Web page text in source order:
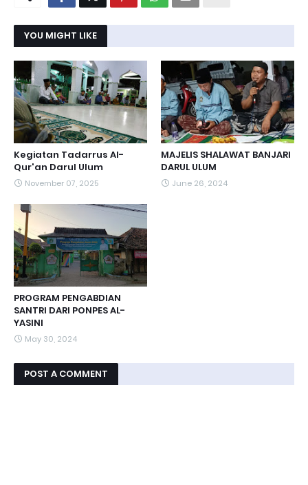
YOU MIGHT LIKE
Kegiatan Tadarrus Al-
Qur'an Darul Ulum
November 07, 2025
MAJELIS SHALAWAT BANJARI
DARUL ULUM
June 26, 2024
PROGRAM PENGABDIAN
SANTRI DARI PONPES AL-
YASINI
May 30, 2024
POST A COMMENT